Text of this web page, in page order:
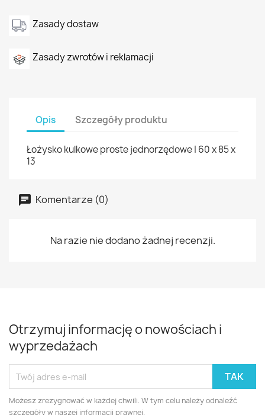
Zasady dostaw
Zasady zwrotów i reklamacji
Opis Szczegóły produktu
Łożysko kulkowe proste jednorzędowe | 60 x 85 x
13
Komentarze (0)
Na razie nie dodano żadnej recenzji.
Otrzymuj informację o nowościach i
wyprzedażach
Możesz zrezygnować w każdej chwili. W tym celu należy odnaleźć
szczegóły w naszej informacji prawnej.